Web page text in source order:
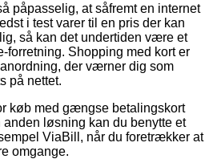
påpasselig, at såfremt en internet
i test varer til en pris der kan
så kan det undertiden være et
forretning. Shopping med kort er
der værner dig som
på nettet.
køb med gængse betalingskort
løsning kan du benytte et
ViaBill, når du foretrækker at
omgange.